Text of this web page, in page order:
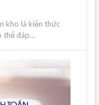
kho là kiến ​​thức
thể đáp...